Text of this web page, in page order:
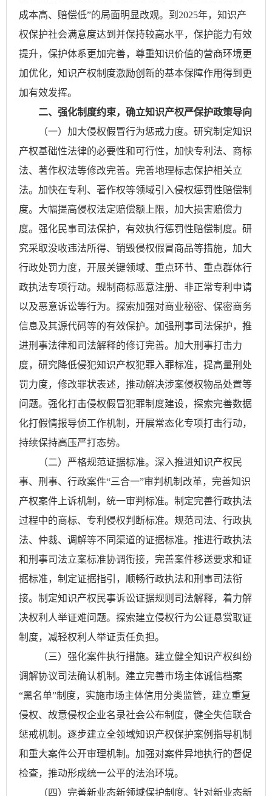
成本高、赔偿低”的局面明显改观。到2025年，知识产
权保护社会满意度达到并保持较高水平，保护能力有效
提升，保护体系更加完善，尊重知识价值的营商环境更
加优化，知识产权制度激励创新的基本保障作用得到更
加有效发挥。
二、强化制度约束，确立知识产权严保护政策导向
（一）加大侵权假冒行为惩戒力度。研究制定知识
产权基础性法律的必要性和可行性，加快专利法、商标
法、著作权法等修改完善。完善地理标志保护相关立
法。加快在专利、著作权等领域引入侵权惩罚性赔偿制
度。大幅提高侵权法定赔偿额上限，加大损害赔偿力
度。强化民事司法保护，有效执行惩罚性赔偿制度。研
究采取没收违法所得、销毁侵权假冒商品等措施，加大
行政处罚力度，开展关键领域、重点环节、重点群体行
政执法专项行动。规制商标恶意注册、非正常专利申请
以及恶意诉讼等行为。探索加强对商业秘密、保密商务
信息及其源代码等的有效保护。加强刑事司法保护，推
进刑事法律和司法解释的修订完善。加大刑事打击力
度，研究降低侵犯知识产权犯罪入罪标准，提高量刑处
罚力度，修改罪状表述，推动解决涉案侵权物品处置等
问题。强化打击侵权假冒犯罪制度建设，探索完善数据
化打假情报导侦工作机制，开展常态化专项打击行动，
持续保持高压严打态势。
（二）严格规范证据标准。深入推进知识产权民
事、刑事、行政案件“三合一”审判机制改革，完善知识
产权案件上诉机制，统一审判标准。制定完善行政执法
过程中的商标、专利侵权判断标准。规范司法、行政执
法、仲裁、调解等不同渠道的证据标准。推进行政执法
和刑事司法立案标准协调衔接，完善案件移送要求和证
据标准，制定证据指引，顺畅行政执法和刑事司法衔
接。制定知识产权民事诉讼证据规则司法解释，着力解
决权利人举证难问题。探索建立侵权行为公证悬赏取证
制度，减轻权利人举证责任负担。
（三）强化案件执行措施。建立健全知识产权纠纷
调解协议司法确认机制。建立完善市场主体诚信档案
“黑名单”制度，实施市场主体信用分类监管，建立重复
侵权、故意侵权企业名录社会公布制度，健全失信联合
惩戒机制。逐步建立全领域知识产权保护案例指导机制
和重大案件公开审理机制。加强对案件异地执行的督促
检查，推动形成统一公平的法治环境。
（四）完善新业态新领域保护制度。针对新业态新